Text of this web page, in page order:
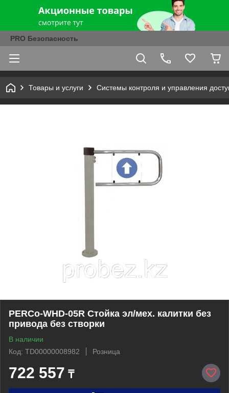
PRO Безопасность
Товары и услуги Системы контроля и управления
PERCo-WHD-05R Стойка эл/мех. калитки без
привода без створки
В наличии
Код: TD00000008982
Розница
722 557 ₸